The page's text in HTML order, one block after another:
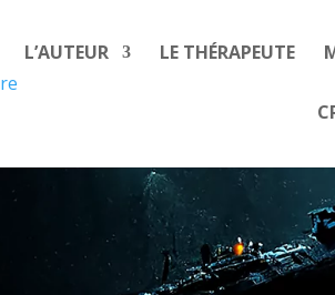
L’AUTEUR LE THÉRAPEUTE